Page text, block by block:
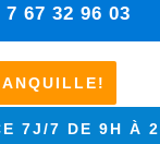
7 67 32 96 03
7J/7 DE 9H À